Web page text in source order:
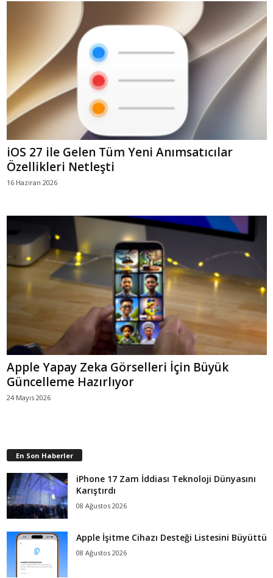
iOS 27 ile Gelen Tüm Yeni Anımsatıcılar
Özellikleri Netleşti
16 Haziran 2026
Apple Yapay Zeka Görselleri İçin Büyük
Güncelleme Hazırlıyor
24 Mayıs 2026
En Son Haberler
iPhone 17 Zam İddiası Teknoloji Dünyasını
Karıştırdı
08 Ağustos 2026
Apple İşitme Cihazı Desteği Listesini Büyüttü
08 Ağustos 2026